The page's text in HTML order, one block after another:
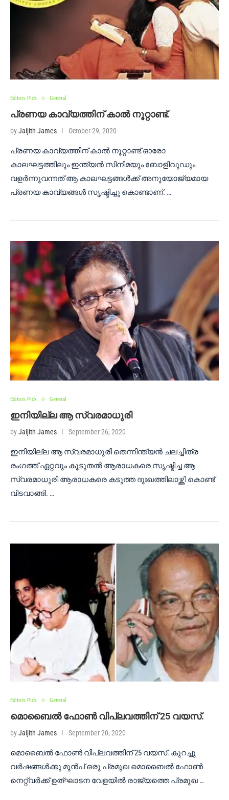
Editors Pick General
പ്രണയ കാവ്യത്തിന് കാൽ നൂറ്റാണ്ട്.
byJaijith James October 29, 2020
പ്രണയ കാവ്യത്തിന് കാൽ നൂറ്റാണ്ട് ഓരോ
കാലഘട്ടത്തിലും ഇന്ത്യൻ സിനിമയും ബോളിവുഡും
വളർന്നുവന്നത് ആ കാലഘട്ടങ്ങൾക്ക് അനുയോജ്യമായ
പ്രണയ കാവ്യങ്ങൾ സൃഷ്ടിച്ചു കൊണ്ടാണ്. …
Editors Pick General
ഇനിയില്ല ആ സ്വരമാധുരി
byJaijith James September 26, 2020
ഇനിയില്ല ആ സ്വരമാധുരി തെന്നിന്ത്യൻ ചലച്ചിത്ര
രംഗത്ത് ഏറ്റവും കൂടുതൽ ആരാധകരെ സൃഷ്ടിച്ച ആ
സ്വരമാധുരി ആരാധകരെ കടുത്ത ദുഃഖത്തിലാഴ്ത്തി കൊണ്ട്
വിടവാങ്ങി. …
Editors Pick General
മൊബൈൽ ഫോൺ വിപ്ലവത്തിന് 25 വയസ്.
byJaijith James September 20, 2020
മൊബൈൽ ഫോൺ വിപ്ലവത്തിന് 25 വയസ്. കുറച്ചു
വർഷങ്ങൾക്കു മുൻപ് ഒരു പ്രമുഖ മൊബൈൽ ഫോൺ
നെറ്റ്‌വർക്ക് ഉത്ഘാടന വേളയിൽ രാജ്യത്തെ പ്രമുഖ …